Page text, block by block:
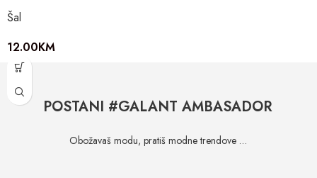
Šal
12.00KM
POSTANI #GALANT AMBASADOR
Obožavaš modu, pratiš modne trendove …